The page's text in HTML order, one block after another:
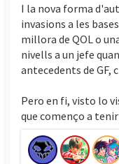
I la nova forma
invasions a les
millora de QOL o
nivells a un jefe
antecedents de GF,
Pero en fi, visto lo
que començo a